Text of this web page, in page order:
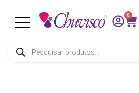
0
produtos
quantidade